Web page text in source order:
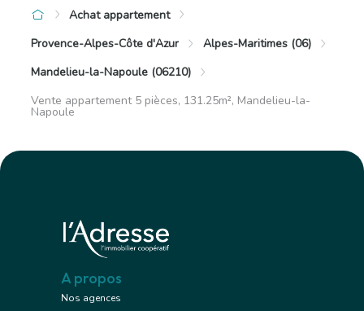
Achat appartement
Provence-Alpes-Côte d'Azur
Alpes-Maritimes (06)
Mandelieu-la-Napoule (06210)
Vente appartement 5 pièces, 131.25m², Mandelieu-la-
Napoule
A propos
Nos agences